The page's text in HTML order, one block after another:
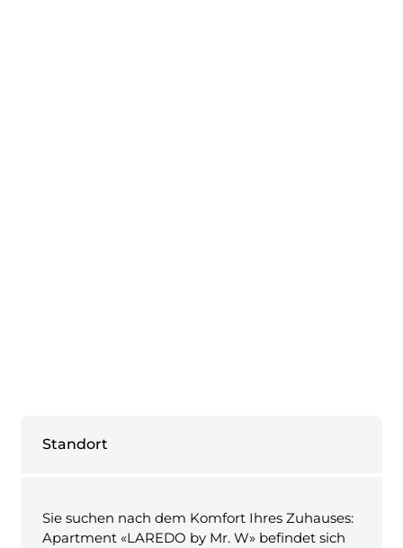
Standort
Sie suchen nach dem Komfort Ihres Zuhauses:
Apartment «LAREDO by Mr. W» befindet sich